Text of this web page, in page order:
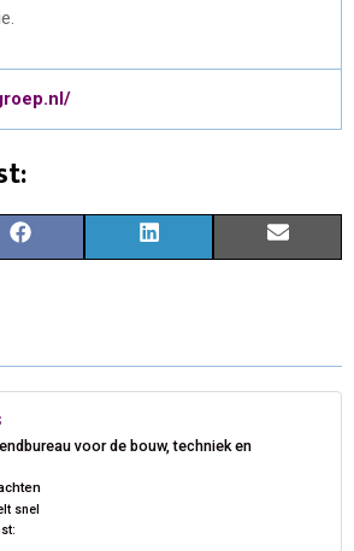
R
O
N
E
O
R
O
K
D
R
I
voor de bouw, techniek en
snel